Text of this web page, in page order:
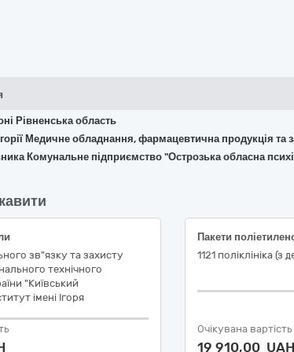
Рівненська область
Медичне обладнання, фармацевтична продукція та
Комунальне підприємство "Острозька обласна
зв"язку та захисту
технічного
"Київський
імені Ігоря
1121 поліклініка
Очікувана вартість
19 910,00 UAH